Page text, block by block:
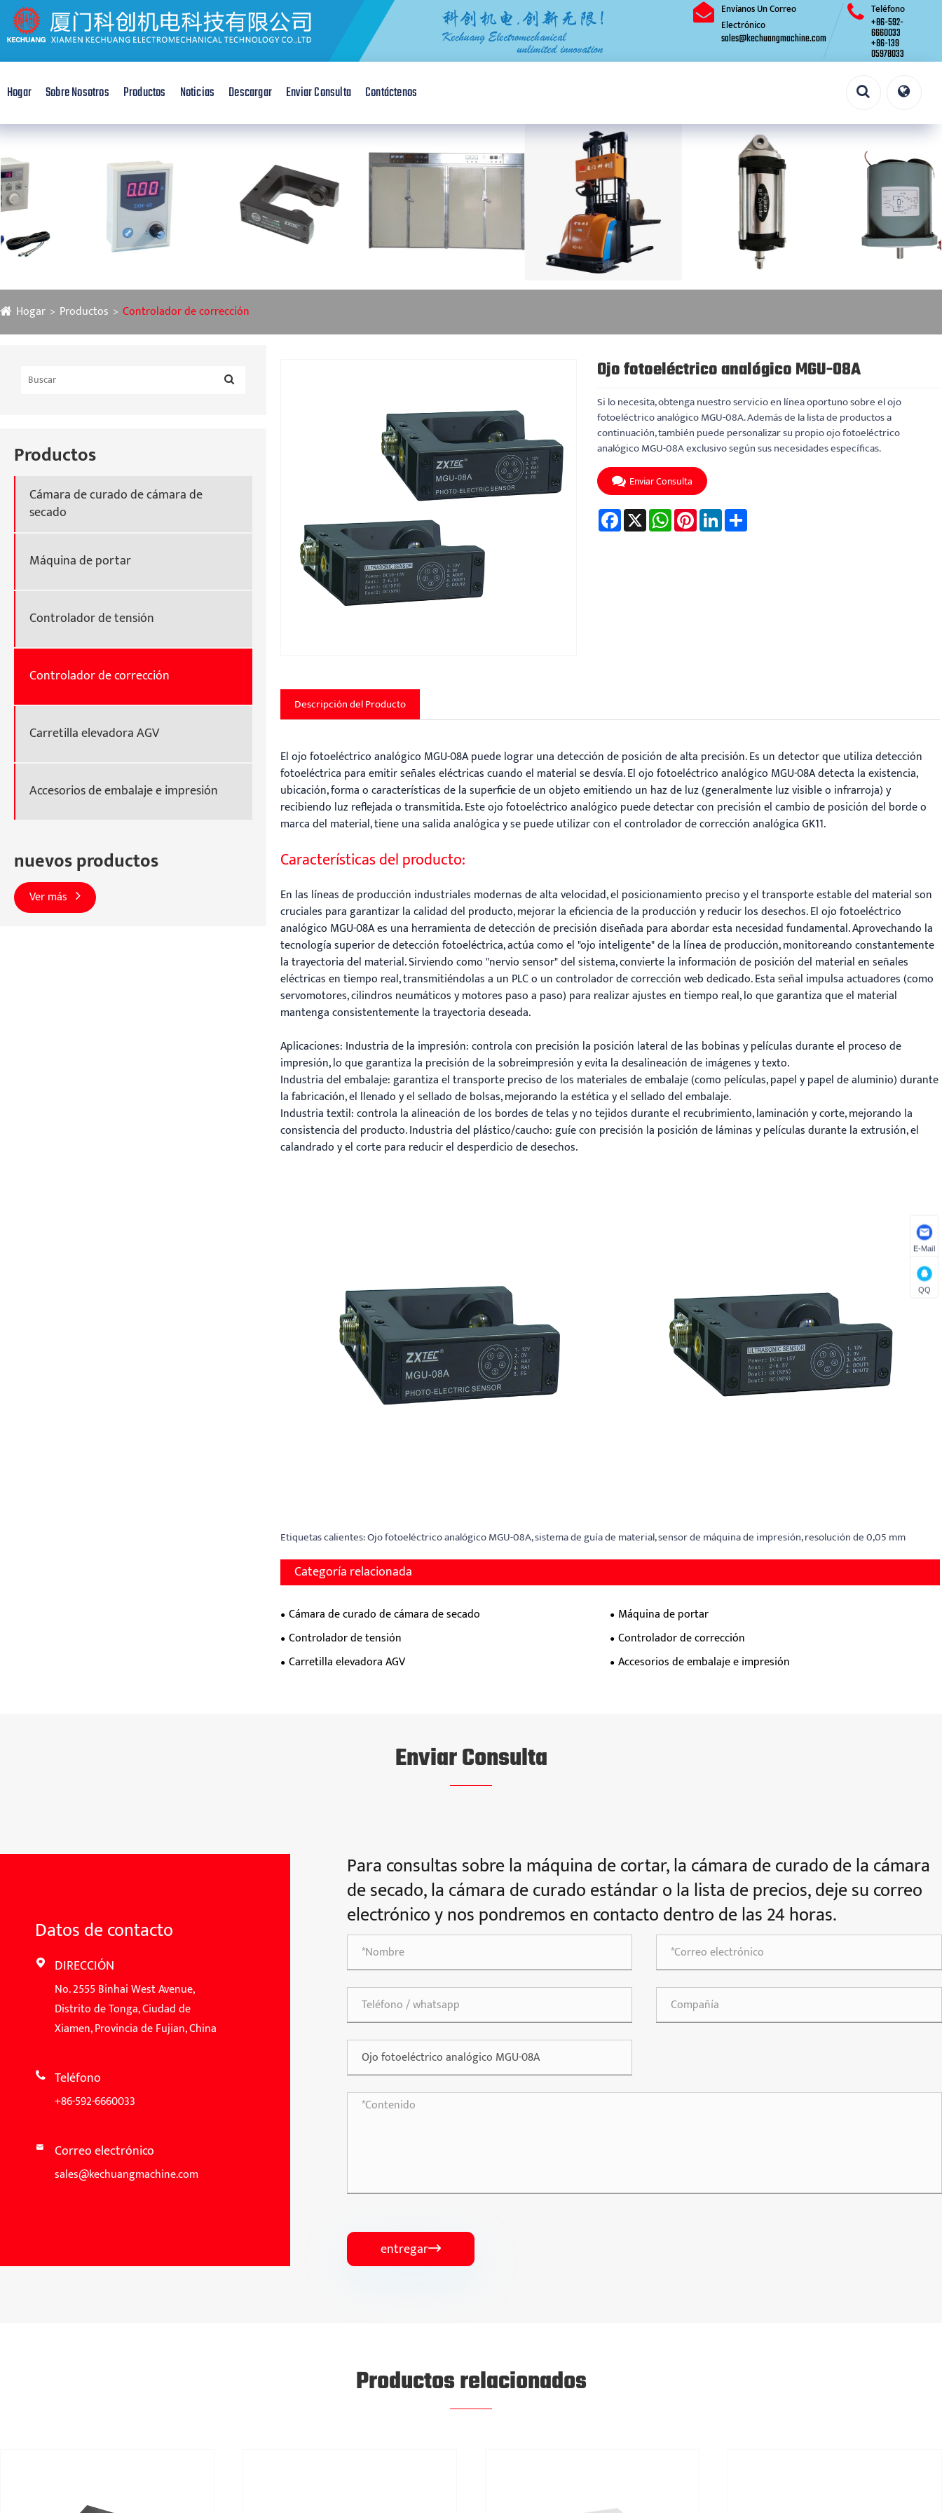
Envíanos Un Correo
Electrónico
sales@kechuangmachine.com
Teléfono
+86-592-
6660033
+86-139
05978033
Hogar Sobre Nosotros Productos Noticias Descargar Enviar Consulta Contáctenos
Hogar Productos Controlador de corrección
Productos
Cámara de curado de cámara de
secado
Máquina de portar
Controlador de tensión
Controlador de corrección
Carretilla elevadora AGV
Accesorios de embalaje e impresión
nuevos productos
Ver más
Ojo fotoeléctrico analógico MGU-08A
Si lo necesita, obtenga nuestro servicio en línea oportuno sobre el ojo
fotoeléctrico analógico MGU-08A. Además de la lista de productos a
continuación, también puede personalizar su propio ojo fotoeléctrico
analógico MGU-08A exclusivo según sus necesidades específicas.
Enviar Consulta
Facebook
X WhatsAppPinterestLinkedInShare
Descripción del Producto
El ojo fotoeléctrico analógico MGU-08A puede lograr una detección de posición de alta precisión. Es un detector que utiliza detección
fotoeléctrica para emitir señales eléctricas cuando el material se desvía. El ojo fotoeléctrico analógico MGU-08A detecta la existencia,
ubicación, forma o características de la superficie de un objeto emitiendo un haz de luz (generalmente luz visible o infrarroja) y
recibiendo luz reflejada o transmitida. Este ojo fotoeléctrico analógico puede detectar con precisión el cambio de posición del borde o
marca del material, tiene una salida analógica y se puede utilizar con el controlador de corrección analógica GK11.
Características del producto:
En las líneas de producción industriales modernas de alta velocidad, el posicionamiento preciso y el transporte estable del material son
cruciales para garantizar la calidad del producto, mejorar la eficiencia de la producción y reducir los desechos. El ojo fotoeléctrico
analógico MGU-08A es una herramienta de detección de precisión diseñada para abordar esta necesidad fundamental. Aprovechando la
tecnología superior de detección fotoeléctrica, actúa como el "ojo inteligente" de la línea de producción, monitoreando constantemente
la trayectoria del material. Sirviendo como "nervio sensor" del sistema, convierte la información de posición del material en señales
eléctricas en tiempo real, transmitiéndolas a un PLC o un controlador de corrección web dedicado. Esta señal impulsa actuadores (como
servomotores, cilindros neumáticos y motores paso a paso) para realizar ajustes en tiempo real, lo que garantiza que el material
mantenga consistentemente la trayectoria deseada.
Aplicaciones: Industria de la impresión: controla con precisión la posición lateral de las bobinas y películas durante el proceso de
impresión, lo que garantiza la precisión de la sobreimpresión y evita la desalineación de imágenes y texto.
Industria del embalaje: garantiza el transporte preciso de los materiales de embalaje (como películas, papel y papel de aluminio) durante
la fabricación, el llenado y el sellado de bolsas, mejorando la estética y el sellado del embalaje.
Industria textil: controla la alineación de los bordes de telas y no tejidos durante el recubrimiento, laminación y corte, mejorando la
consistencia del producto. Industria del plástico/caucho: guíe con precisión la posición de láminas y películas durante la extrusión, el
calandrado y el corte para reducir el desperdicio de desechos.
Etiquetas calientes: Ojo fotoeléctrico analógico MGU-08A, sistema de guía de material, sensor de máquina de impresión, resolución de 0,05 mm
Categoría relacionada
Cámara de curado de cámara de secado
Máquina de portar
Controlador de tensión
Controlador de corrección
Carretilla elevadora AGV
Accesorios de embalaje e impresión
Enviar Consulta
Datos de contacto
 DIRECCIÓN
No. 2555 Binhai West Avenue,
Distrito de Tonga, Ciudad de
Xiamen, Provincia de Fujian, China
 Teléfono
+86-592-6660033
 Correo electrónico
sales@kechuangmachine.com
Para consultas sobre la máquina de cortar, la cámara de curado de la cámara
de secado, la cámara de curado estándar o la lista de precios, deje su correo
electrónico y nos pondremos en contacto dentro de las 24 horas.
entregar
Productos relacionados
E-Mail
QQ